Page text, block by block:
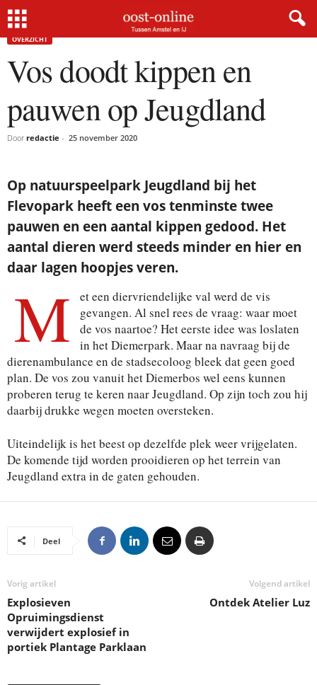
Home Vos doodt kippen en pauwen op Jeugdland
OVERZICHT
Vos doodt kippen en
pauwen op Jeugdland
Door redactie - 25 november 2020
Op natuurspeelpark Jeugdland bij het
Flevopark heeft een vos tenminste twee
pauwen en een aantal kippen gedood. Het
aantal dieren werd steeds minder en hier en
daar lagen hoopjes veren.
M
et een diervriendelijke val werd de vis
gevangen. Al snel rees de vraag: waar moet
de vos naartoe? Het eerste idee was loslaten
in het Diemerpark. Maar na navraag bij de
dierenambulance en de stadsecoloog bleek dat geen goed
plan. De vos zou vanuit het Diemerbos wel eens kunnen
proberen terug te keren naar Jeugdland. Op zijn toch zou hij
daarbij drukke wegen moeten oversteken.
Uiteindelijk is het beest op dezelfde plek weer vrijgelaten.
De komende tijd worden prooidieren op het terrein van
Jeugdland extra in de gaten gehouden.
Deel
Vorig artikel
Explosieven
Opruimingsdienst
verwijdert explosief in
portiek Plantage Parklaan
Volgend artikel
Ontdek Atelier Luz